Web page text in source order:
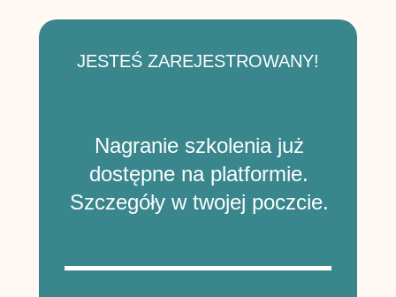
JESTEŚ ZAREJESTROWANY!
Nagranie szkolenia już
dostępne na platformie.
Szczegóły w twojej poczcie.